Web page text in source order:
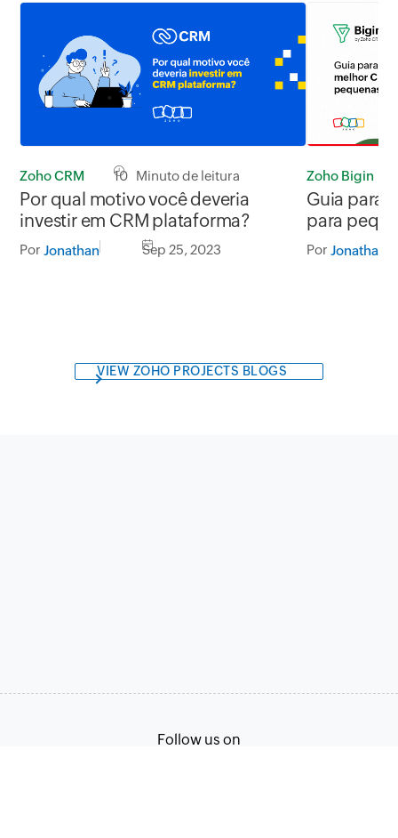
Zoho CRM 10 Minuto de leitura
Por qual motivo você deveria
investir em CRM plataforma?
Por Jonathan Sep 25, 2023
Zoho Bigin
Guia para
para
Por Jonathan
VIEW ZOHO PROJECTS BLOGS
Follow us on